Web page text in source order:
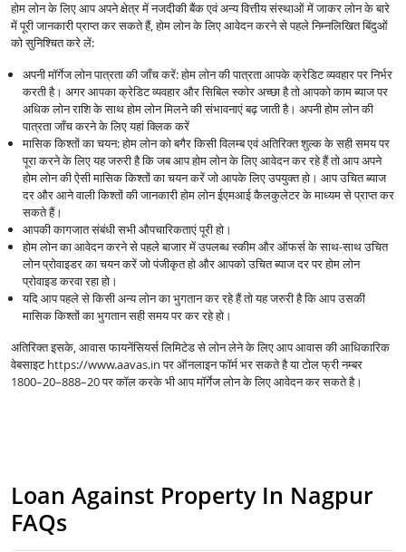
होम लोन के लिए आप अपने क्षेत्र में नजदीकी बैंक एवं अन्य वित्तीय संस्थाओं में जाकर लोन के बारे
में पूरी जानकारी प्राप्त कर सकते हैं, होम लोन के लिए आवेदन करने से पहले निम्नलिखित बिंदुओं
को सुनिश्चित करे लें:
अपनी मॉर्गेज लोन पात्रता की जाँच करें: होम लोन की पात्रता आपके क्रेडिट व्यवहार पर निर्भर
करती है। अगर आपका क्रेडिट व्यवहार और सिबिल स्कोर अच्छा है तो आपको काम ब्याज पर
अधिक लोन राशि के साथ होम लोन मिलने की संभावनाएं बढ़ जाती है। अपनी होम लोन की
पात्रता जाँच करने के लिए यहां क्लिक करें
मासिक किश्तों का चयन: होम लोन को बगैर किसी विलम्ब एवं अतिरिक्त शुल्क के सही समय पर
पूरा करने के लिए यह जरुरी है कि जब आप होम लोन के लिए आवेदन कर रहे हैं तो आप अपने
होम लोन की ऐसी मासिक किश्तों का चयन करें जो आपके लिए उपयुक्त हो। आप उचित ब्याज
दर और आने वाली किश्तों की जानकारी होम लोन ईएमआई कैलकुलेटर के माध्यम से प्राप्त कर
सकते हैं।
आपकी कागजात संबंधी सभी औपचारिकताएं पूरी हो।
होम लोन का आवेदन करने से पहले बाजार में उपलब्ध स्कीम और ऑफर्स के साथ-साथ उचित
लोन प्रोवाइडर का चयन करें जो पंजीकृत हो और आपको उचित ब्याज दर पर होम लोन
प्रोवाइड करवा रहा हो।
यदि आप पहले से किसी अन्य लोन का भुगतान कर रहे हैं तो यह जरुरी है कि आप उसकी
मासिक किश्तों का भुगतान सही समय पर कर रहे हो।
अतिरिक्त इसके, आवास फायनेंसियर्स लिमिटेड से लोन लेने के लिए आप आवास की आधिकारिक
वेबसाइट https://www.aavas.in पर ऑनलाइन फॉर्म भर सकते है या टोल फ्री नम्बर
1800–20–888–20 पर कॉल करके भी आप मॉर्गेज लोन के लिए आवेदन कर सकते है।
Loan Against Property In Nagpur
FAQs